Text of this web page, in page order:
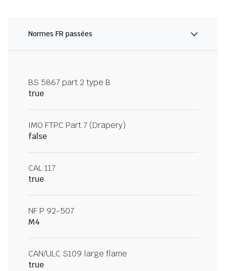
Normes FR passées
BS 5867 part 2 type B
true
IMO FTPC Part 7 (Drapery)
false
CAL 117
true
NF P 92-507
M4
CAN/ULC S109 large flame
true